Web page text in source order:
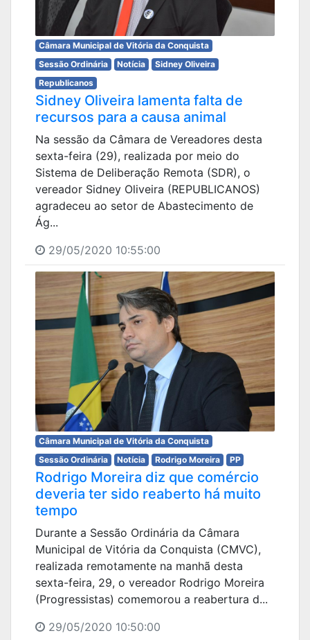
Câmara Municipal de Vitória da Conquista
Sessão Ordinária
Notícia
Sidney Oliveira
Republicanos
Sidney Oliveira lamenta falta de
recursos para a causa animal
Na sessão da Câmara de Vereadores desta
sexta-feira (29), realizada por meio do
Sistema de Deliberação Remota (SDR), o
vereador Sidney Oliveira (REPUBLICANOS)
agradeceu ao setor de Abastecimento de
Ág...
29/05/2020 10:55:00
Câmara Municipal de Vitória da Conquista
Sessão Ordinária
Notícia Rodrigo Moreira PP
Rodrigo Moreira diz que comércio
deveria ter sido reaberto há muito
tempo
Durante a Sessão Ordinária da Câmara
Municipal de Vitória da Conquista (CMVC),
realizada remotamente na manhã desta
sexta-feira, 29, o vereador Rodrigo Moreira
(Progressistas) comemorou a reabertura d...
29/05/2020 10:50:00